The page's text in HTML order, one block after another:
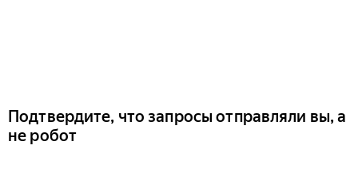
Подтвердите, что запросы отправляли вы, а
не робот